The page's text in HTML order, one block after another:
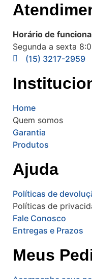
Horário de
Segunda a sexta
(15) 3217-2959
Home
Quem somos
Garantia
Produtos
Ajuda
Políticas de
Políticas de
Fale Conosco
Entregas e Prazos
Meus